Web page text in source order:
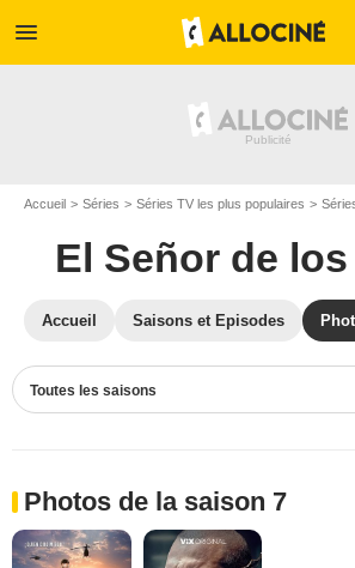
menu
Accueil Séries Séries TV les plus populaires
El Señor de
Accueil Saisons et Episodes
Toutes les saisons
Photos de la saison 7